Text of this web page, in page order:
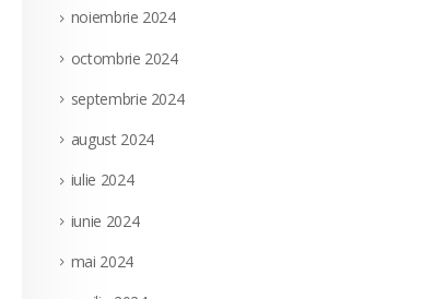
noiembrie 2024
octombrie 2024
septembrie 2024
august 2024
iulie 2024
iunie 2024
mai 2024